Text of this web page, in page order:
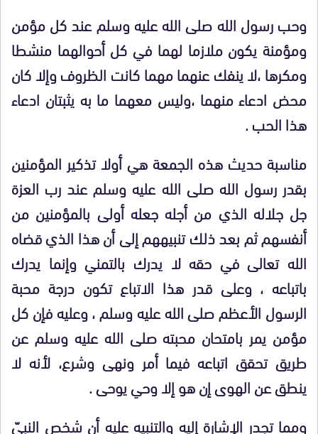
وحب رسول الله صلى الله عليه وسلم عند كل مؤمن
ومؤمنة يكون ملازما لهما في كل أحوالهما منشطا
ومكرها ،لا ينفك عنهما مهما كانت الظروف وإلا كان
محض ادعاء منهما ،وليس معهما ما به يثبتان ادعاء
هذا الحب .
مناسبة حديث هذه الجمعة هي أولا تذكير المؤمنين
بقدر رسول الله صلى الله عليه وسلم عند رب العزة
جل جلاله الذي من أجله جعله أولى بالمؤمنين من
أنفسهم ثم بعد ذلك تنبيههم إلى أن هذا الذي قضاه
الله تعالى في حقه لا يدرك بالتمني وإنما يدرك
باتباعه ، وعلى قدر هذا الاتباع تكون درجة محبة
الرسول الأعظم صلى الله عليه وسلم ، وعليه فإن كل
مؤمن يمر بامتحان محبته صلى الله عليه وسلم عن
طريق تحقق اتباعه فيما أمر ونهى وشرع، لأنه لا
ينطق عن الهوى إن هو إلا وحي يوحى .
ومما تجدر الإشارة إليه والتنبيه عليه أن شخص النبيّ